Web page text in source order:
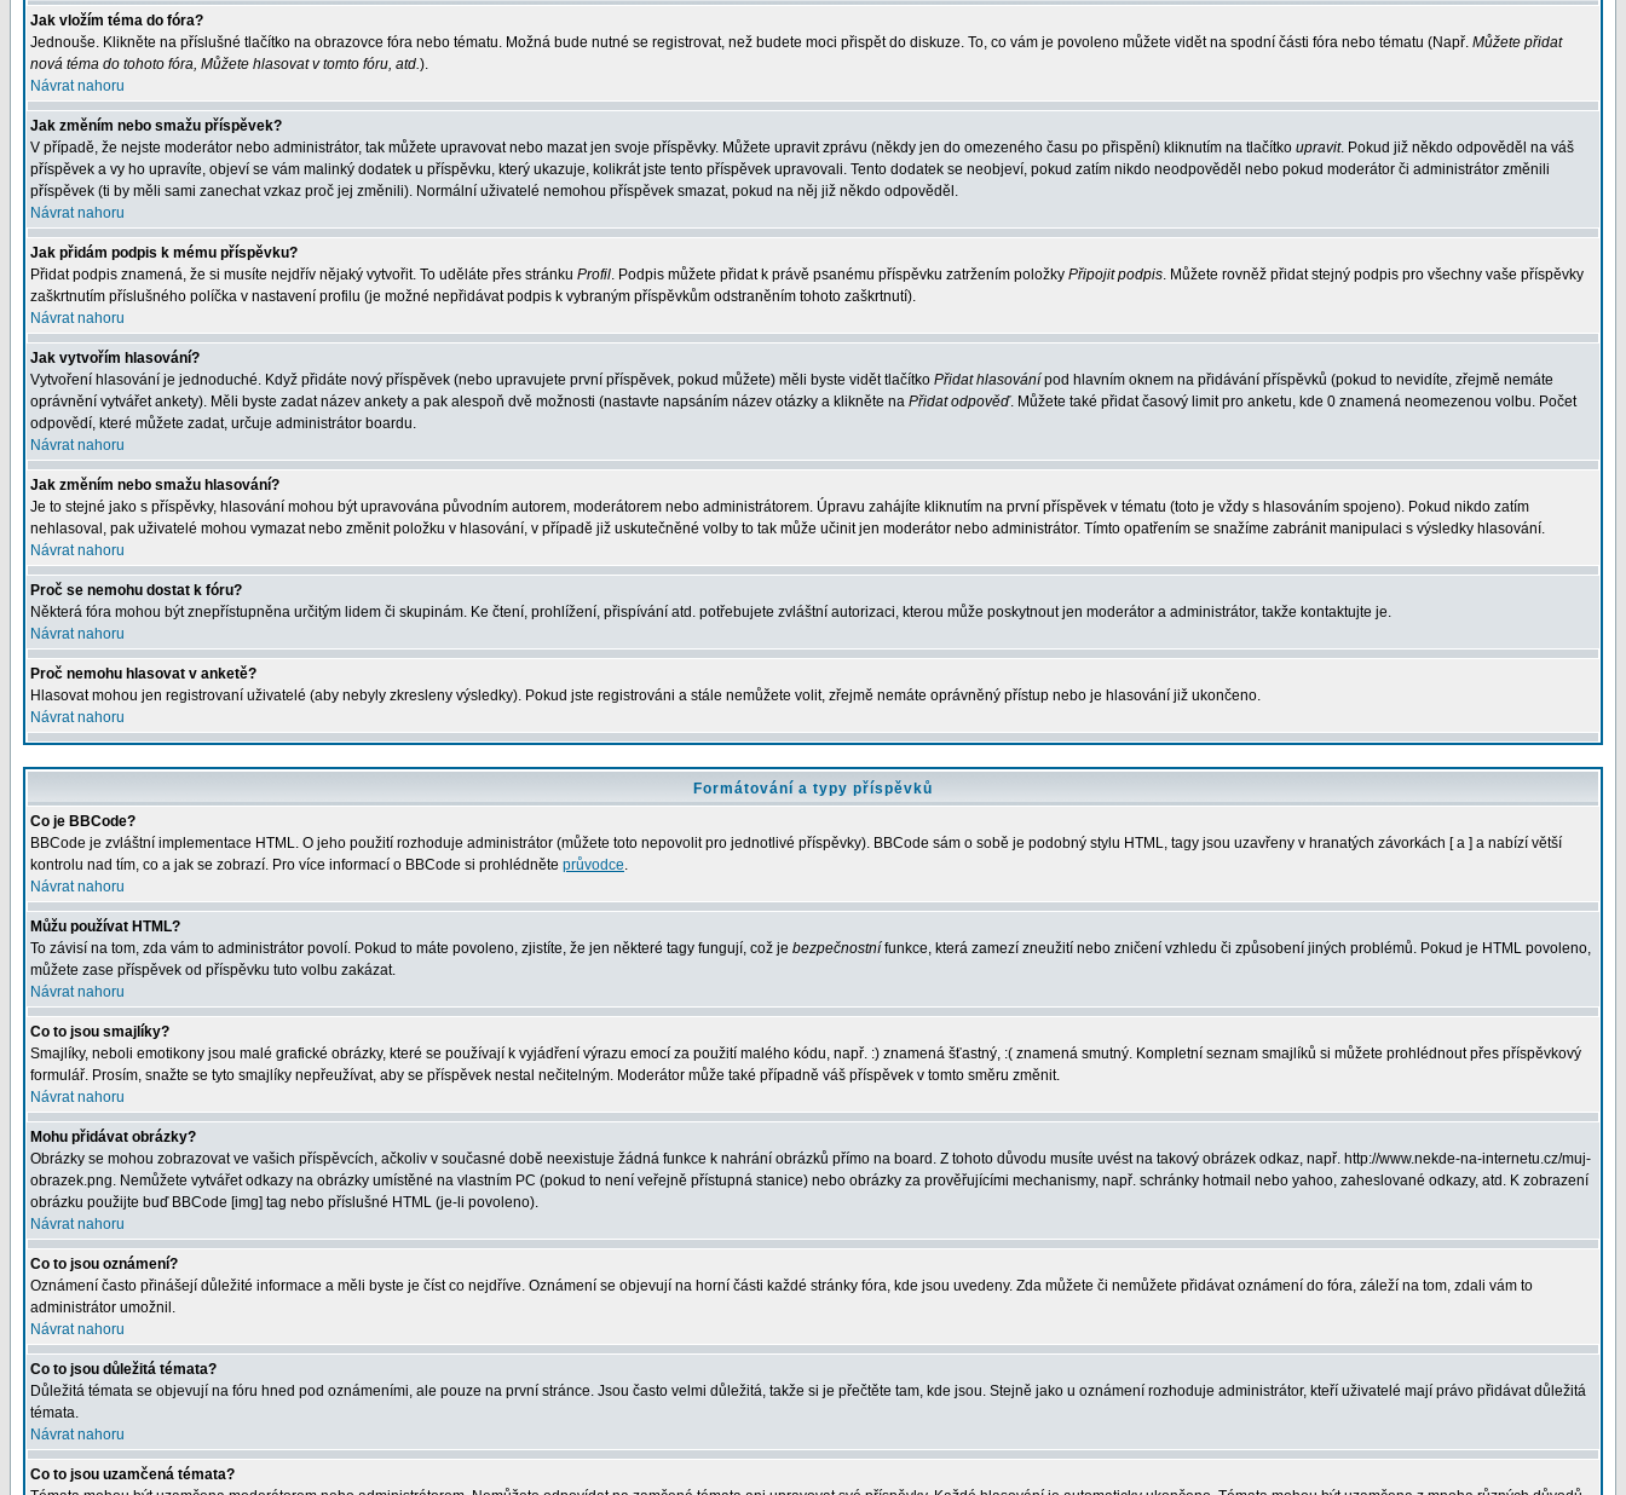
Jak vložím téma do fóra?
Jednouše. Klikněte na příslušné tlačítko na obrazovce fóra nebo tématu. Možná bude nutné se registrovat, než budete moci přispět do diskuze. To, co vám je povoleno můžete vidět na spodní části fóra nebo tématu (Např. Můžete přidat
nová téma do tohoto fóra, Můžete hlasovat v tomto fóru, atd.).
Návrat nahoru
Jak změním nebo smažu příspěvek?
V případě, že nejste moderátor nebo administrátor, tak můžete upravovat nebo mazat jen svoje příspěvky. Můžete upravit zprávu (někdy jen do omezeného času po přispění) kliknutím na tlačítko upravit. Pokud již někdo odpověděl na váš
příspěvek a vy ho upravíte, objeví se vám malinký dodatek u příspěvku, který ukazuje, kolikrát jste tento příspěvek upravovali. Tento dodatek se neobjeví, pokud zatím nikdo neodpověděl nebo pokud moderátor či administrátor změnili
příspěvek (ti by měli sami zanechat vzkaz proč jej změnili). Normální uživatelé nemohou příspěvek smazat, pokud na něj již někdo odpověděl.
Návrat nahoru
Jak přidám podpis k mému příspěvku?
Přidat podpis znamená, že si musíte nejdřív nějaký vytvořit. To uděláte přes stránku Profil. Podpis můžete přidat k právě psanému příspěvku zatržením položky Připojit podpis. Můžete rovněž přidat stejný podpis pro všechny vaše příspěvky
zaškrtnutím příslušného políčka v nastavení profilu (je možné nepřidávat podpis k vybraným příspěvkům odstraněním tohoto zaškrtnutí).
Návrat nahoru
Jak vytvořím hlasování?
Vytvoření hlasování je jednoduché. Když přidáte nový příspěvek (nebo upravujete první příspěvek, pokud můžete) měli byste vidět tlačítko Přidat hlasování pod hlavním oknem na přidávání příspěvků (pokud to nevidíte, zřejmě nemáte
oprávnění vytvářet ankety). Měli byste zadat název ankety a pak alespoň dvě možnosti (nastavte napsáním název otázky a klikněte na Přidat odpověď. Můžete také přidat časový limit pro anketu, kde 0 znamená neomezenou volbu. Počet
odpovědí, které můžete zadat, určuje administrátor boardu.
Návrat nahoru
Jak změním nebo smažu hlasování?
Je to stejné jako s příspěvky, hlasování mohou být upravována původním autorem, moderátorem nebo administrátorem. Úpravu zahájíte kliknutím na první příspěvek v tématu (toto je vždy s hlasováním spojeno). Pokud nikdo zatím
nehlasoval, pak uživatelé mohou vymazat nebo změnit položku v hlasování, v případě již uskutečněné volby to tak může učinit jen moderátor nebo administrátor. Tímto opatřením se snažíme zabránit manipulaci s výsledky hlasování.
Návrat nahoru
Proč se nemohu dostat k fóru?
Některá fóra mohou být znepřístupněna určitým lidem či skupinám. Ke čtení, prohlížení, přispívání atd. potřebujete zvláštní autorizaci, kterou může poskytnout jen moderátor a administrátor, takže kontaktujte je.
Návrat nahoru
Proč nemohu hlasovat v anketě?
Hlasovat mohou jen registrovaní uživatelé (aby nebyly zkresleny výsledky). Pokud jste registrováni a stále nemůžete volit, zřejmě nemáte oprávněný přístup nebo je hlasování již ukončeno.
Návrat nahoru
Formátování a typy příspěvků
Co je BBCode?
BBCode je zvláštní implementace HTML. O jeho použití rozhoduje administrátor (můžete toto nepovolit pro jednotlivé příspěvky). BBCode sám o sobě je podobný stylu HTML, tagy jsou uzavřeny v hranatých závorkách [ a ] a nabízí větší
kontrolu nad tím, co a jak se zobrazí. Pro více informací o BBCode si prohlédněte průvodce.
Návrat nahoru
Můžu používat HTML?
To závisí na tom, zda vám to administrátor povolí. Pokud to máte povoleno, zjistíte, že jen některé tagy fungují, což je bezpečnostní funkce, která zamezí zneužití nebo zničení vzhledu či způsobení jiných problémů. Pokud je HTML povoleno,
můžete zase příspěvek od příspěvku tuto volbu zakázat.
Návrat nahoru
Co to jsou smajlíky?
Smajlíky, neboli emotikony jsou malé grafické obrázky, které se používají k vyjádření výrazu emocí za použití malého kódu, např. :) znamená šťastný, :( znamená smutný. Kompletní seznam smajlíků si můžete prohlédnout přes příspěvkový
formulář. Prosím, snažte se tyto smajlíky nepřeužívat, aby se příspěvek nestal nečitelným. Moderátor může také případně váš příspěvek v tomto směru změnit.
Návrat nahoru
Mohu přidávat obrázky?
Obrázky se mohou zobrazovat ve vašich příspěvcích, ačkoliv v současné době neexistuje žádná funkce k nahrání obrázků přímo na board. Z tohoto důvodu musíte uvést na takový obrázek odkaz, např. http://www.nekde-na-internetu.cz/muj-
obrazek.png. Nemůžete vytvářet odkazy na obrázky umístěné na vlastním PC (pokud to není veřejně přístupná stanice) nebo obrázky za prověřujícími mechanismy, např. schránky hotmail nebo yahoo, zaheslované odkazy, atd. K zobrazení
obrázku použijte buď BBCode [img] tag nebo příslušné HTML (je-li povoleno).
Návrat nahoru
Co to jsou oznámení?
Oznámení často přinášejí důležité informace a měli byste je číst co nejdříve. Oznámení se objevují na horní části každé stránky fóra, kde jsou uvedeny. Zda můžete či nemůžete přidávat oznámení do fóra, záleží na tom, zdali vám to
administrátor umožnil.
Návrat nahoru
Co to jsou důležitá témata?
Důležitá témata se objevují na fóru hned pod oznámeními, ale pouze na první stránce. Jsou často velmi důležitá, takže si je přečtěte tam, kde jsou. Stejně jako u oznámení rozhoduje administrátor, kteří uživatelé mají právo přidávat důležitá
témata.
Návrat nahoru
Co to jsou uzamčená témata?